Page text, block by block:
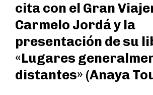
cita con el Gran
Carmelo Jordá y la
presentación de su
«Lugares
distantes» (Anaya